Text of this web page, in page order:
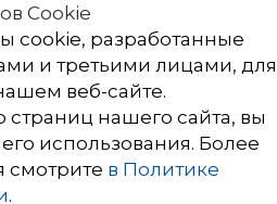
Cookie
cookie, разработанные
и третьими лицами, для
веб-сайте.
нашего сайта, вы
использования. Более
смотрите в Политике
.